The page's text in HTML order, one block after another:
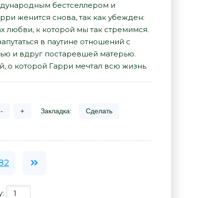
бестселлером и
женится снова, так как убежден:
любви, к которой мы так стремимся.
в паутине отношений с
и вдруг постаревшей матерью.
о которой Гарри мечтал всю жизнь.
- + Закладка: Сделать